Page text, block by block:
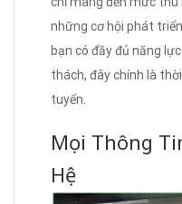
những cơ hội phát
bạn có đầy đủ năng
thách, đây chính là
tuyển.
Mọi Thông
Hệ